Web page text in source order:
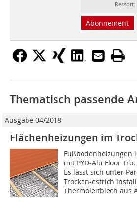
Abonnement
Thematisch passende
Ausgabe 04/2018
Flächenheizungen im
Fußbodenheizungen
mit PYD-Alu Floor
Es lässt sich unter
Trocken-estrich
Thermoleitblech aus